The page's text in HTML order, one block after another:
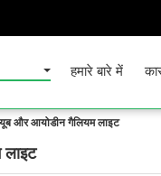
हमारे बारे में
और आयोडीन गैलियम लाइट
लाइट